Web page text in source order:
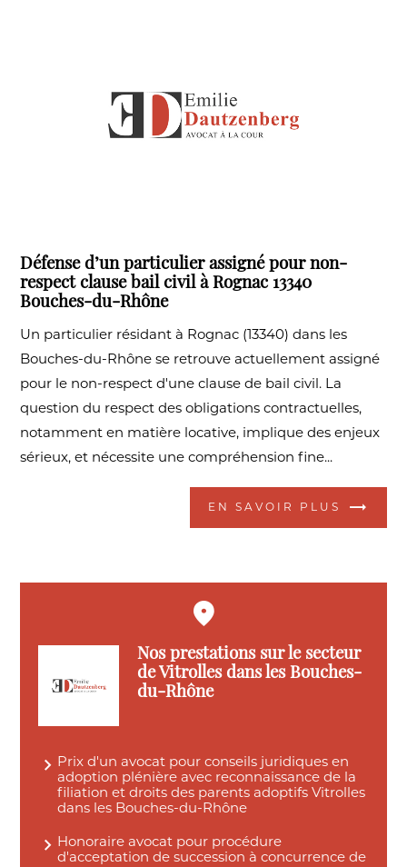
Défense d’un particulier assigné pour non-
respect clause bail civil à Rognac 13340
Bouches-du-Rhône
Un particulier résidant à Rognac (13340) dans les
Bouches-du-Rhône se retrouve actuellement assigné
pour le non-respect d'une clause de bail civil. La
question du respect des obligations contractuelles,
notamment en matière locative, implique des enjeux
sérieux, et nécessite une compréhension fine...
EN SAVOIR PLUS
Nos prestations sur le secteur
de Vitrolles dans les Bouches-
du-Rhône
Prix d'un avocat pour conseils juridiques en
adoption plénière avec reconnaissance de la
filiation et droits des parents adoptifs Vitrolles
dans les Bouches-du-Rhône
Honoraire avocat pour procédure
d'acceptation de succession à concurrence de